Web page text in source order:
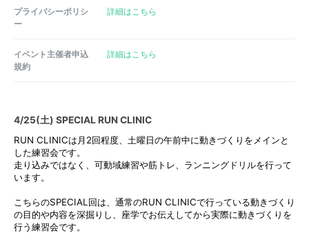
プライバシーポリシ
ー
詳細はこちら
イベント主催者申込
規約
詳細はこちら
4/25(土) SPECIAL RUN CLINIC
RUN CLINICは月2回程度、土曜日の午前中に動きづくりをメインと
した練習会です。
走り込みではなく、可動域練習や筋トレ、ランニングドリルを行って
います。
こちらのSPECIAL回は、通常のRUN CLINICで行っている動きづくり
の目的や内容を深掘りし、座学でお伝えしてから実際に動きづくりを
行う練習会です。